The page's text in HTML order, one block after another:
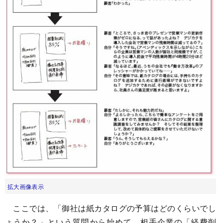
拡大画像表示
ここでは、「御社は紙カタログの予算はどのくらいでし